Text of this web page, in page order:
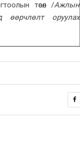
төсөл /Ажлын
өөрчлөлт оруулах